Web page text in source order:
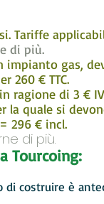
Tariffe
di più.
impianto gas,
260 € TTC.
ragione di 3 €
la quale si
296 € incl.
di più.
Tourcoing:
costruire è